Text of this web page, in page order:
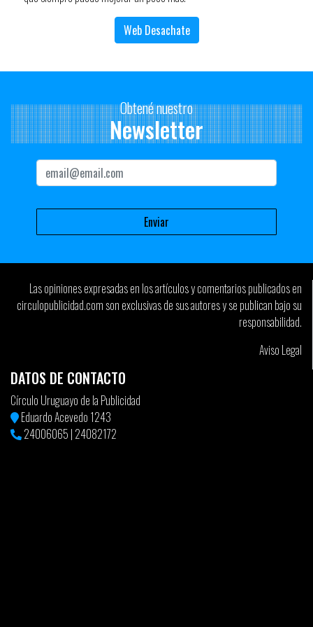
Web Desachate
Obtené nuestro
Newsletter
Las opiniones expresadas en los artículos y comentarios publicados en
circulopublicidad.com son exclusivas de sus autores y se publican bajo su
responsabilidad.
Aviso Legal
DATOS DE CONTACTO
Círculo Uruguayo de la Publicidad
Eduardo Acevedo 1243
24006065 | 24082172